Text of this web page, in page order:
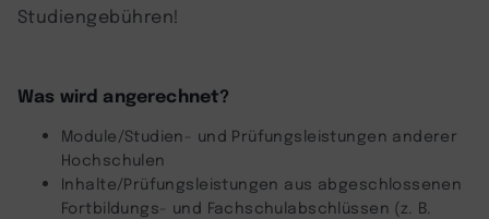
Studiengebühren!
Was wird angerechnet?
Module/Studien- und Prüfungsleistungen anderer
Hochschulen
Inhalte/Prüfungsleistungen aus abgeschlossenen
Fortbildungs- und Fachschulabschlüssen (z. B.